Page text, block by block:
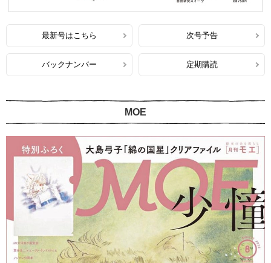
最新号はこちら 次号予告
バックナンバー 定期購読
MOE